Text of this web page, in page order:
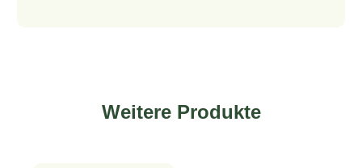
Weitere Produkte